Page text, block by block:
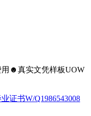
用☻真实文凭样板UOW
证书W/Q1986543008